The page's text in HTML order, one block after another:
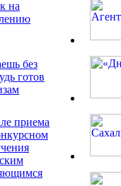
на
без
готов
приема